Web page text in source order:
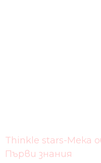
Thinkle stars-Мека
Първи знания